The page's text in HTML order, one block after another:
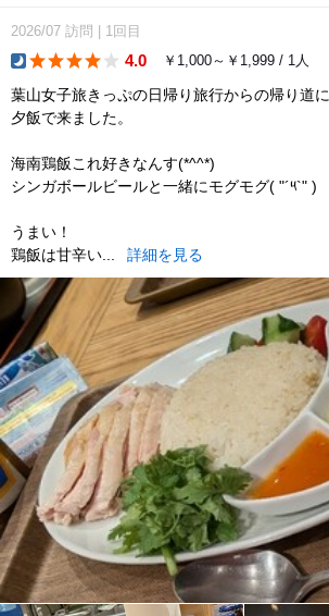
2026/07 訪問 1回目
4.0 ￥1,000～￥1,999 / 1人
葉山女子旅きっぷの日帰り旅行からの帰り道に
夕飯で来ました。
海南鶏飯これ好きなんす(*^^*)
シンガボールビールと一緒にモグモグ( "´༥`" )
うまい！
鶏飯は甘辛い...
詳細を見る